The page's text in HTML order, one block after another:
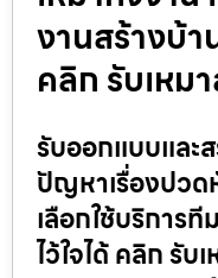
งานสร้างบ้า
คลิก รับเหม
รับออกแบบและ
ปัญหาเรื่องปวด
เลือกใช้บริการ
ไว้ใจได้ คลิก รั